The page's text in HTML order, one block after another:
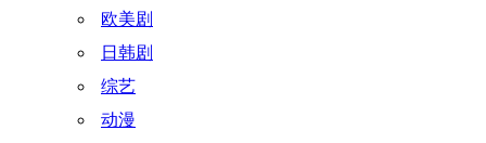
欧美剧
日韩剧
综艺
动漫